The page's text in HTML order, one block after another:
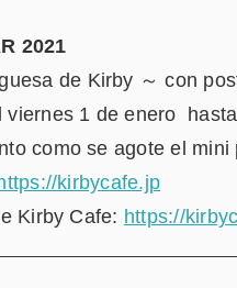
2021
de Kirby ～ con
viernes 1 de enero
como se agote el
kirbycafe.jp
Kirby Cafe: https://